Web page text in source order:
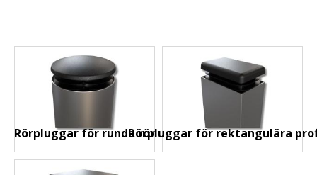
Rörpluggar för runda rörRörpluggar för rektangulära